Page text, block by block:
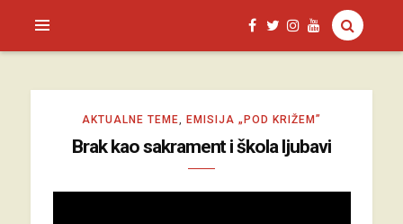
SAGUD.XYZ
AKTUALNE TEME, EMISIJA „POD KRIŽEM”
Brak kao sakrament i škola ljubavi